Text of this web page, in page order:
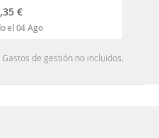
,35 €
el 04 Ago
de gestión no incluidos.